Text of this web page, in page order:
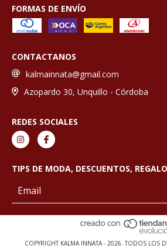
FORMAS DE ENVÍO
CONTACTANOS
kalmainnata@gmail.com
Azopardo 30, Unquillo - Córdoba
REDES SOCIALES
TIPS DE MODA, DESCUENTOS,
COPYRIGHT KALMA INNATA - 2026. TODOS LOS